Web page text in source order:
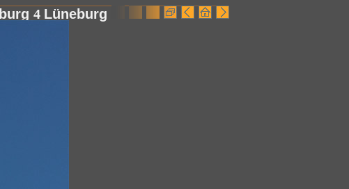
4 Lüneburg